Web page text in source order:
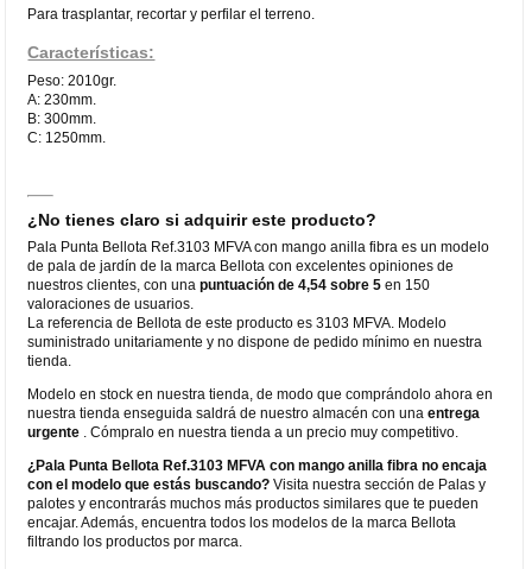
Para trasplantar, recortar y perfilar el terreno.
Características:
Peso: 2010gr.
A: 230mm.
B: 300mm.
C: 1250mm.
¿No tienes claro si adquirir este producto?
Pala Punta Bellota Ref.3103 MFVA con mango anilla fibra es un modelo
de pala de jardín de la marca Bellota con excelentes opiniones de
nuestros clientes, con unapuntuación de 4,54 sobre 5 en 150
valoraciones de usuarios.
La referencia de Bellota de este producto es 3103 MFVA. Modelo
suministrado unitariamente y no dispone de pedido mínimo en nuestra
tienda.
Modelo en stock en nuestra tienda, de modo que comprándolo ahora en
nuestra tienda enseguida saldrá de nuestro almacén con unaentrega
urgente . Cómpralo en nuestra tienda a un precio muy competitivo.
¿Pala Punta Bellota Ref.3103 MFVA con mango anilla fibra no encaja
con el modelo que estás buscando? Visita nuestra sección de Palas y
palotes y encontrarás muchos más productos similares que te pueden
encajar. Además, encuentra todos los modelos de la marca Bellota
filtrando los productos por marca.